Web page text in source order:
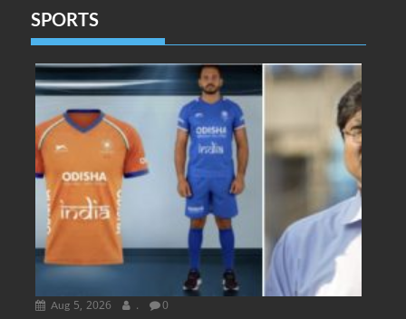
SPORTS
Aug 5, 2026 . 0